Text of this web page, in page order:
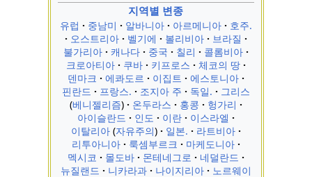
지역별 변종
유럽 중남미 알바니아 아르메니아
호주.
오스트리아
벨기에 볼리비아
브라질
불가리아
캐나다 중국 칠리
콜롬비아
크로아티아
쿠바 키프로스
체코의 땅
덴마크
에콰도르 이집트
에스토니아
핀란드
프랑스. 조지아 주 독일.
그리스
베니젤리즘
온두라스 홍콩
헝가리
아이슬란드
인도 이란
이스라엘
이탈리아 자유주의 일본.
라트비아
리투아니아
룩셈부르크
마케도니아
멕시코
몰도바 몬테네그로
네덜란드
뉴질랜드
니카라과 나이지리아
노르웨이